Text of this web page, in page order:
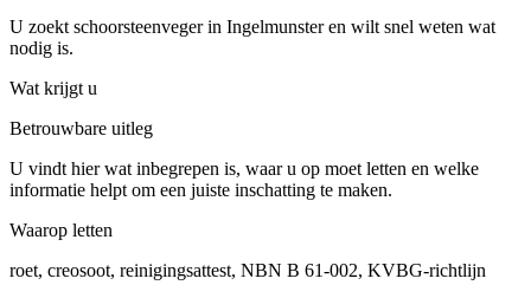
U zoekt schoorsteenveger in Ingelmunster en wilt snel weten wat
nodig is.
Wat krijgt u
Betrouwbare uitleg
U vindt hier wat inbegrepen is, waar u op moet letten en welke
informatie helpt om een juiste inschatting te maken.
Waarop letten
roet, creosoot, reinigingsattest, NBN B 61-002, KVBG-richtlijn